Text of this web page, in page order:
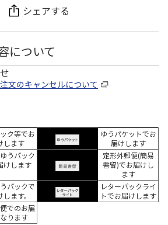
シェアする
について
注文のキャンセルについて
ク等でお
します
ゆうパケットでお
届けします
うパック
けします
定形外郵便(簡易
書留)でお届けし
ます
パックで
ます。
レターパックライ
トでお届けします
でのお届
ります